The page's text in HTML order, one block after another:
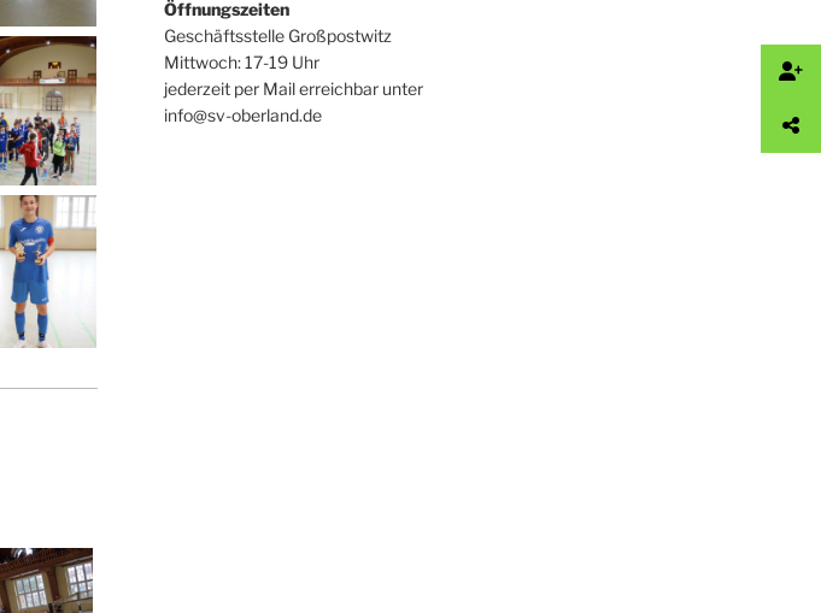
Öffnungszeiten
Geschäftsstelle Großpostwitz
Mittwoch: 17-19 Uhr
jederzeit per Mail erreichbar unter
info@sv-oberland.de